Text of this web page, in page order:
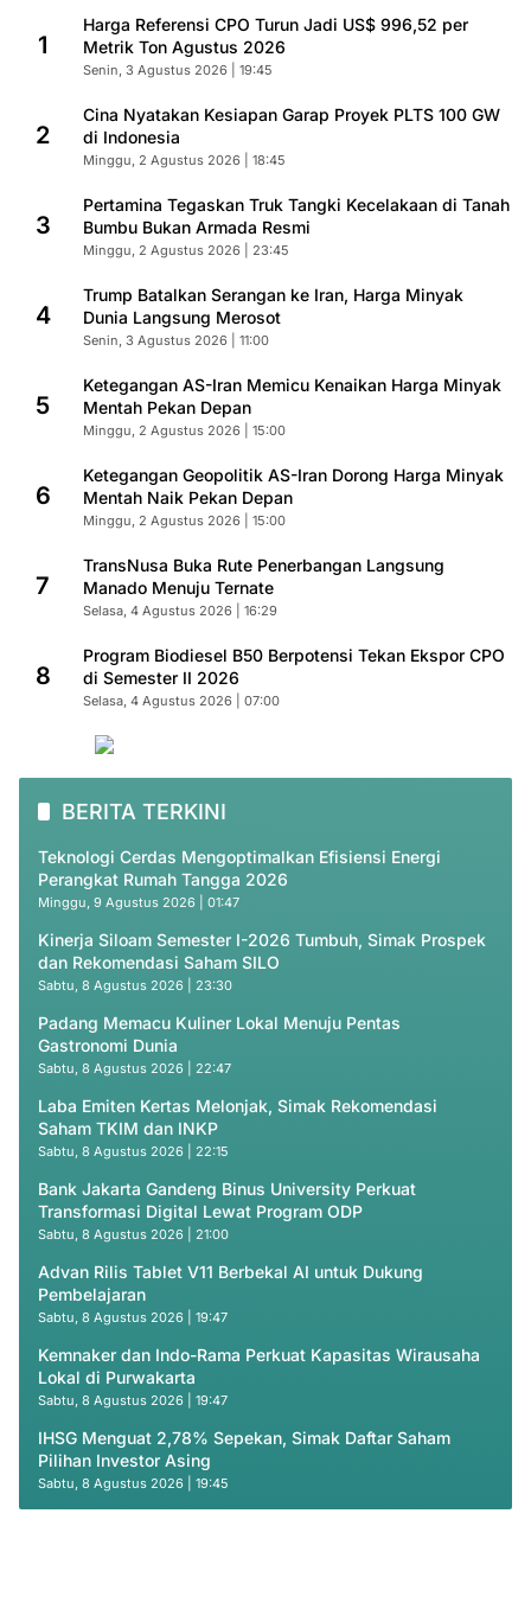
1
Harga Referensi CPO Turun Jadi US$ 996,52 per
Metrik Ton Agustus 2026
Senin, 3 Agustus 2026 | 19:45
2
Cina Nyatakan Kesiapan Garap Proyek PLTS 100 GW
di Indonesia
Minggu, 2 Agustus 2026 | 18:45
3
Pertamina Tegaskan Truk Tangki Kecelakaan di Tanah
Bumbu Bukan Armada Resmi
Minggu, 2 Agustus 2026 | 23:45
4
Trump Batalkan Serangan ke Iran, Harga Minyak
Dunia Langsung Merosot
Senin, 3 Agustus 2026 | 11:00
5
Ketegangan AS-Iran Memicu Kenaikan Harga Minyak
Mentah Pekan Depan
Minggu, 2 Agustus 2026 | 15:00
6
Ketegangan Geopolitik AS-Iran Dorong Harga Minyak
Mentah Naik Pekan Depan
Minggu, 2 Agustus 2026 | 15:00
7
TransNusa Buka Rute Penerbangan Langsung
Manado Menuju Ternate
Selasa, 4 Agustus 2026 | 16:29
8
Program Biodiesel B50 Berpotensi Tekan Ekspor CPO
di Semester II 2026
Selasa, 4 Agustus 2026 | 07:00
BERITA TERKINI
Teknologi Cerdas Mengoptimalkan Efisiensi Energi
Perangkat Rumah Tangga 2026
Minggu, 9 Agustus 2026 | 01:47
Kinerja Siloam Semester I-2026 Tumbuh, Simak Prospek
dan Rekomendasi Saham SILO
Sabtu, 8 Agustus 2026 | 23:30
Padang Memacu Kuliner Lokal Menuju Pentas
Gastronomi Dunia
Sabtu, 8 Agustus 2026 | 22:47
Laba Emiten Kertas Melonjak, Simak Rekomendasi
Saham TKIM dan INKP
Sabtu, 8 Agustus 2026 | 22:15
Bank Jakarta Gandeng Binus University Perkuat
Transformasi Digital Lewat Program ODP
Sabtu, 8 Agustus 2026 | 21:00
Advan Rilis Tablet V11 Berbekal AI untuk Dukung
Pembelajaran
Sabtu, 8 Agustus 2026 | 19:47
Kemnaker dan Indo-Rama Perkuat Kapasitas Wirausaha
Lokal di Purwakarta
Sabtu, 8 Agustus 2026 | 19:47
IHSG Menguat 2,78% Sepekan, Simak Daftar Saham
Pilihan Investor Asing
Sabtu, 8 Agustus 2026 | 19:45